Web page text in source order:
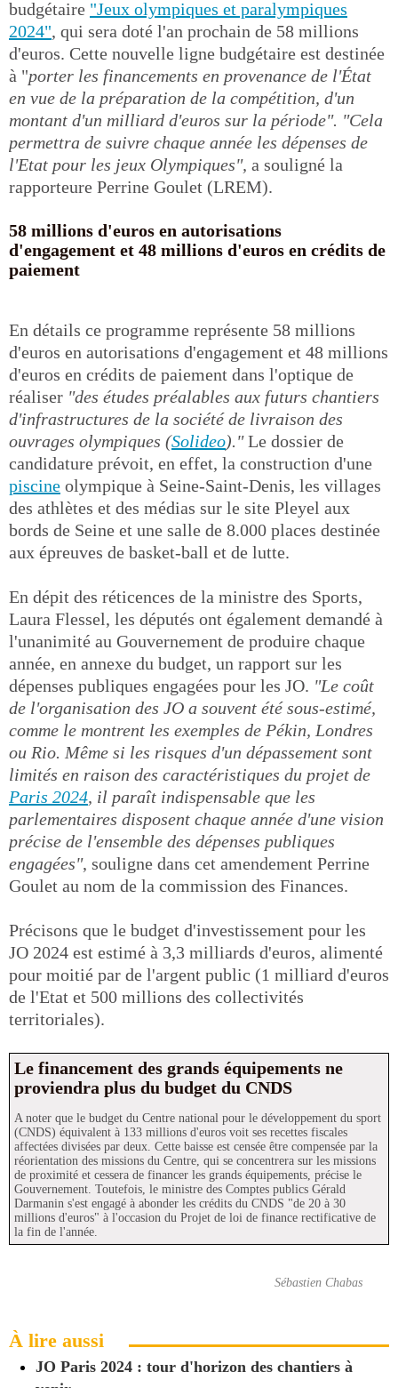
budgétaire "Jeux olympiques et paralympiques
2024", qui sera doté l'an prochain de 58 millions
d'euros. Cette nouvelle ligne budgétaire est destinée
à "porter les financements en provenance de l'État
en vue de la préparation de la compétition, d'un
montant d'un milliard d'euros sur la période". "Cela
permettra de suivre chaque année les dépenses de
l'Etat pour les jeux Olympiques", a souligné la
rapporteure Perrine Goulet (LREM).
58 millions d'euros en autorisations
d'engagement et 48 millions d'euros en crédits de
paiement
En détails ce programme représente 58 millions
d'euros en autorisations d'engagement et 48 millions
d'euros en crédits de paiement dans l'optique de
réaliser "des études préalables aux futurs chantiers
d'infrastructures de la société de livraison des
ouvrages olympiques (Solideo)."Le dossier de
candidature prévoit, en effet, la construction d'une
piscine olympique à Seine-Saint-Denis, les villages
des athlètes et des médias sur le site Pleyel aux
bords de Seine et une salle de 8.000 places destinée
aux épreuves de basket-ball et de lutte.
En dépit des réticences de la ministre des Sports,
Laura Flessel, les députés ont également demandé à
l'unanimité au Gouvernement de produire chaque
année, en annexe du budget, un rapport sur les
dépenses publiques engagées pour les JO. "Le coût
de l'organisation des JO a souvent été sous-estimé,
comme le montrent les exemples de Pékin, Londres
ou Rio. Même si les risques d'un dépassement sont
limités en raison des caractéristiques du projet de
Paris 2024, il paraît indispensable que les
parlementaires disposent chaque année d'une vision
précise de l'ensemble des dépenses publiques
engagées", souligne dans cet amendement Perrine
Goulet au nom de la commission des Finances.
Précisons que le budget d'investissement pour les
JO 2024 est estimé à 3,3 milliards d'euros, alimenté
pour moitié par de l'argent public (1 milliard d'euros
de l'Etat et 500 millions des collectivités
territoriales).
Le financement des grands équipements ne
proviendra plus du budget du CNDS
A noter que le budget du Centre national pour le développement du sport
(CNDS) équivalent à 133 millions d'euros voit ses recettes fiscales
affectées divisées par deux. Cette baisse est censée être compensée par la
réorientation des missions du Centre, qui se concentrera sur les missions
de proximité et cessera de financer les grands équipements, précise le
Gouvernement. Toutefois, le ministre des Comptes publics Gérald
Darmanin s'est engagé à abonder les crédits du CNDS "de 20 à 30
millions d'euros" à l'occasion du Projet de loi de finance rectificative de
la fin de l'année.
Sébastien Chabas
À lire aussi
JO Paris 2024 : tour d'horizon des chantiers à